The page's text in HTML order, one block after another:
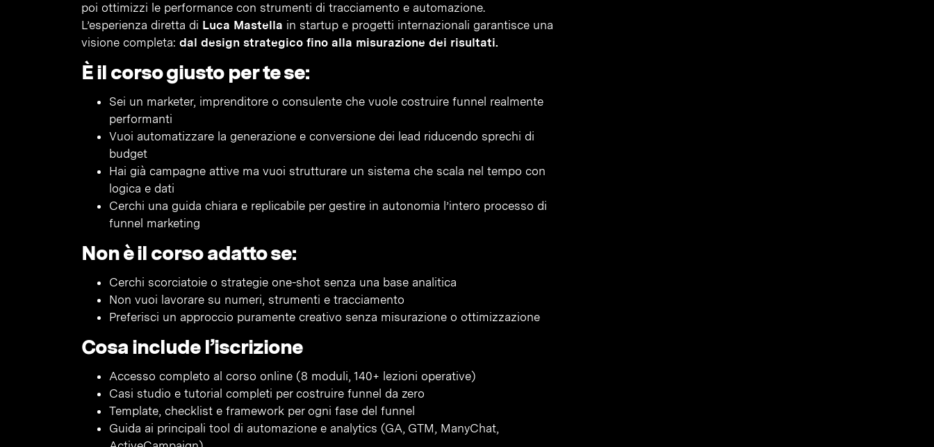
poi ottimizzi le performance con strumenti di tracciamento e automazione.
L’esperienza diretta di Luca Mastella in startup e progetti internazionali garantisce una
visione completa: dal design strategico fino alla misurazione dei risultati.
È il corso giusto per te se:
Sei un marketer, imprenditore o consulente che vuole costruire funnel realmente
performanti
Vuoi automatizzare la generazione e conversione dei lead riducendo sprechi di
budget
Hai già campagne attive ma vuoi strutturare un sistema che scala nel tempo con
logica e dati
Cerchi una guida chiara e replicabile per gestire in autonomia l’intero processo di
funnel marketing
Non è il corso adatto se:
Cerchi scorciatoie o strategie one-shot senza una base analitica
Non vuoi lavorare su numeri, strumenti e tracciamento
Preferisci un approccio puramente creativo senza misurazione o ottimizzazione
Cosa include l’iscrizione
Accesso completo al corso online (8 moduli, 140+ lezioni operative)
Casi studio e tutorial completi per costruire funnel da zero
Template, checklist e framework per ogni fase del funnel
Guida ai principali tool di automazione e analytics (GA, GTM, ManyChat,